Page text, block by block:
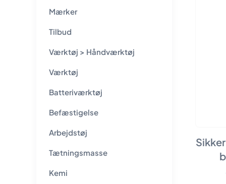
Mærker
Tilbud
Værktøj > Håndværktøj
Værktøj
Batteriværktøj
Befæstigelse
Arbejdstøj
Tætningsmasse
Kemi